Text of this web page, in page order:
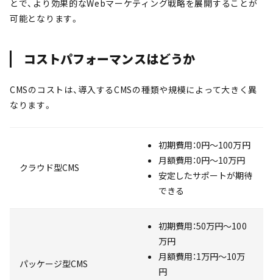
とで、より効果的なWebマーケティング戦略を展開することが
可能となります。
コストパフォーマンスはどうか
CMSのコストは、導入するCMSの種類や規模によって大きく異
なります。
クラウド型CMS
初期費用：0円～100万円
月額費用：0円～10万円
安定したサポートが期待
できる
パッケージ型CMS
初期費用：50万円～100
万円
月額費用：1万円～10万
円